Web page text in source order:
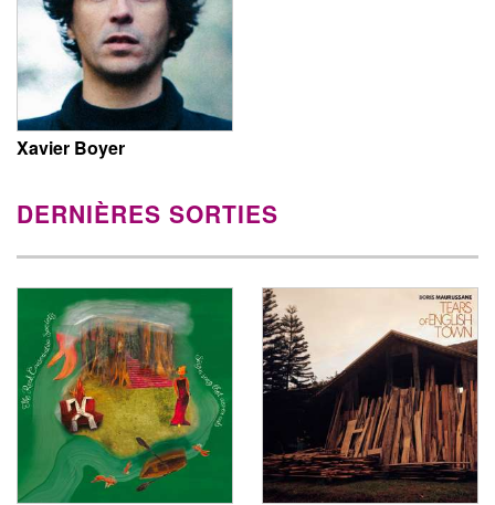
Xavier Boyer
DERNIÈRES SORTIES